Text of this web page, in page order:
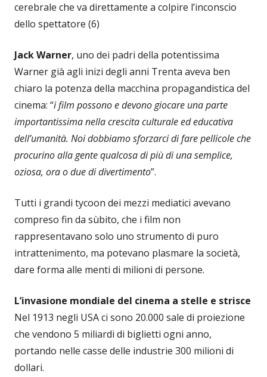
cerebrale che va direttamente a colpire l’inconscio
dello spettatore (6)
Jack Warner, uno dei padri della potentissima
Warner già agli inizi degli anni Trenta aveva ben
chiaro la potenza della macchina propagandistica del
cinema: “i film possono e devono giocare una parte
importantissima nella crescita culturale ed educativa
dell’umanità. Noi dobbiamo sforzarci di fare pellicole che
procurino alla gente qualcosa di più di una semplice,
oziosa, ora o due di divertimento”.
Tutti i grandi tycoon dei mezzi mediatici avevano
compreso fin da sùbito, che i film non
rappresentavano solo uno strumento di puro
intrattenimento, ma potevano plasmare la società,
dare forma alle menti di milioni di persone.
L’invasione mondiale del cinema a stelle e strisce
Nel 1913 negli USA ci sono 20.000 sale di proiezione
che vendono 5 miliardi di biglietti ogni anno,
portando nelle casse delle industrie 300 milioni di
dollari.